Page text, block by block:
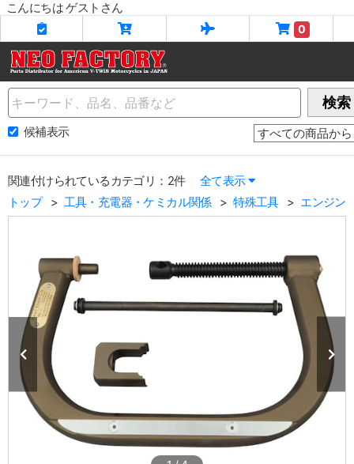
こんにちは ゲストさん
0
Name 検索
候補表示
関連付けられているカテゴリ：2件
全て表示
トップ
工具・充電器・ケミカル関係 特殊工具 エンジン